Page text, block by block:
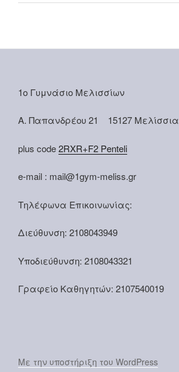
1ο Γυμνάσιο Μελισσίων
Α. Παπανδρέου 21 15127 Μελίσσια
plus code2RXR+F2 Penteli
e-mail : mail@1gym-meliss.gr
Τηλέφωνα Επικοινωνίας:
Διεύθυνση: 2108043949
Υποδιεύθυνση: 2108043321
Γραφείο Καθηγητών: 2107540019
Με την υποστήριξη του WordPress